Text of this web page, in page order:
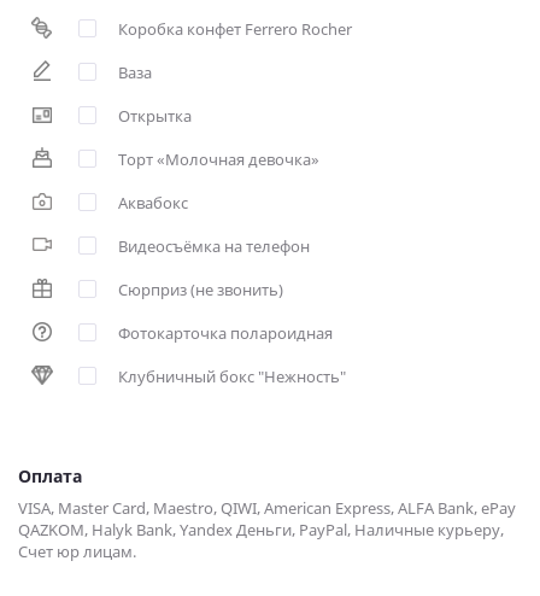
Коробка конфет Ferrero Rocher
Ваза
Открытка
Торт «Молочная девочка»
Аквабокс
Видеосъёмка на телефон
Сюрприз (не звонить)
Фотокарточка полароидная
Клубничный бокс "Нежность"
Оплата
VISA, Master Card, Maestro, QIWI, American Express, ALFA Bank, ePay
QAZKOM, Halyk Bank, Yandex Деньги, PayPal, Наличные курьеру,
Счет юр лицам.